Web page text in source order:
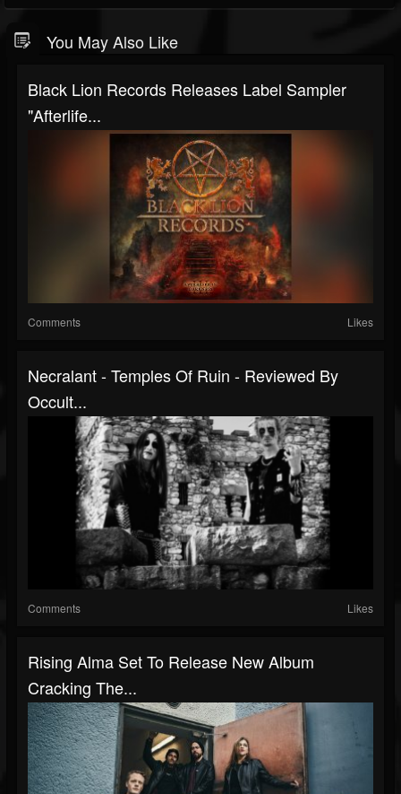
You May Also Like
Black Lion Records Releases Label Sampler
"Afterlife...
Comments Likes
Necralant - Temples Of Ruin - Reviewed By
Occult...
Comments Likes
Rising Alma Set To Release New Album
Cracking The...